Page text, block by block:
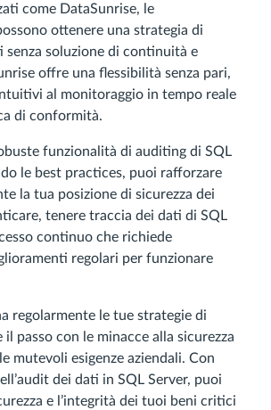
come DataSunrise, le
ottenere una strategia di
senza soluzione di continuità e
offre una flessibilità senza pari,
al monitoraggio in tempo reale
di conformità.
funzionalità di auditing di SQL
le best practices, puoi rafforzare
la tua posizione di sicurezza dei
tenere traccia dei dati di SQL
continuo che richiede
regolari per funzionare
regolarmente le tue strategie di
passo con le minacce alla sicurezza
mutevoli esigenze aziendali. Con
dei dati in SQL Server, puoi
e l’integrità dei tuoi beni critici